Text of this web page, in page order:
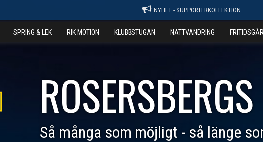
NYHET - SUPPORTERKOLLEKTION
SPRING & LEK RIK MOTION KLUBBSTUGAN NATTVANDRING
Så många som möjligt - så länge